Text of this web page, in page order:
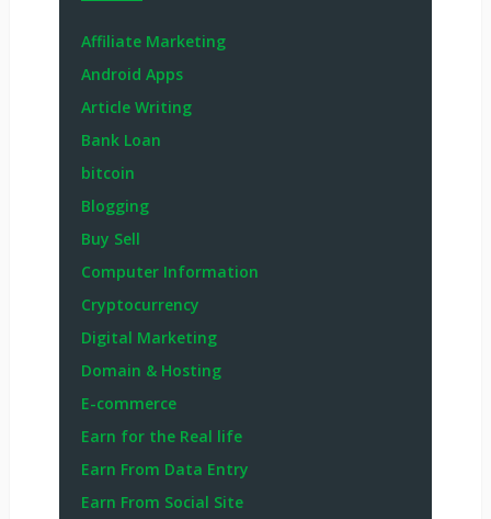
Affiliate Marketing
Android Apps
Article Writing
Bank Loan
bitcoin
Blogging
Buy Sell
Computer Information
Cryptocurrency
Digital Marketing
Domain & Hosting
E-commerce
Earn for the Real life
Earn From Data Entry
Earn From Social Site